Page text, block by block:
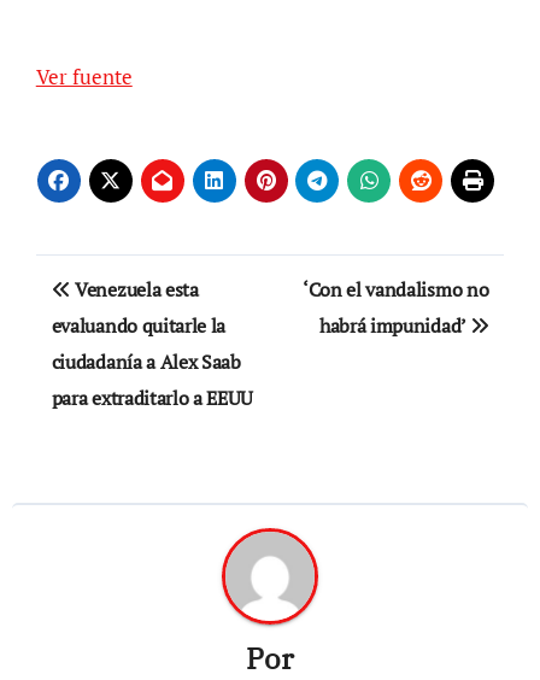
Ver fuente
Navegación
de
entradas
Venezuela esta
evaluando quitarle la
ciudadanía a Alex Saab
para extraditarlo a EEUU
‘Con el vandalismo no
habrá impunidad’
Por